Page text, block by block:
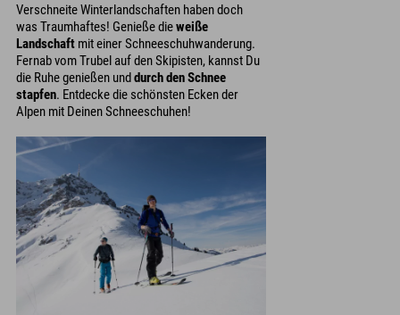
Verschneite Winterlandschaften haben doch
was Traumhaftes! Genieße dieweiße
Landschaft mit einer Schneeschuhwanderung.
Fernab vom Trubel auf den Skipisten, kannst Du
die Ruhe genießen unddurch den Schnee
stapfen. Entdecke die schönsten Ecken der
Alpen mit Deinen Schneeschuhen!